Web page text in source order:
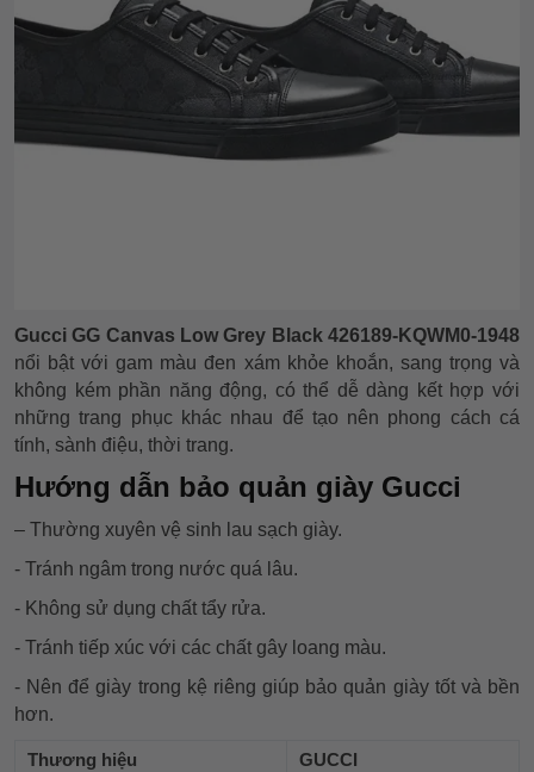
Gucci GG Canvas Low Grey Black 426189-KQWM0-1948
nổi bật với gam màu đen xám khỏe khoắn, sang trọng và
không kém phần năng động, có thể dễ dàng kết hợp với
những trang phục khác nhau để tạo nên phong cách cá
tính, sành điệu, thời trang.
Hướng dẫn bảo quản giày Gucci
– Thường xuyên vệ sinh lau sạch giày.
- Tránh ngâm trong nước quá lâu.
- Không sử dụng chất tẩy rửa.
- Tránh tiếp xúc với các chất gây loang màu.
- Nên để giày trong kệ riêng giúp bảo quản giày tốt và bền
hơn.
Thương hiệu
GUCCI